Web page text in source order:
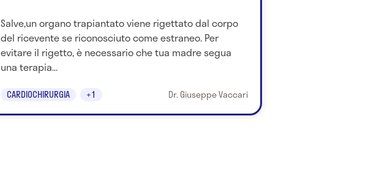
Salve,un organo trapiantato viene rigettato dal corpo
del ricevente se riconosciuto come estraneo. Per
evitare il rigetto, è necessario che tua madre segua
una terapia...
CARDIOCHIRURGIA +1 Dr. Giuseppe Vaccari